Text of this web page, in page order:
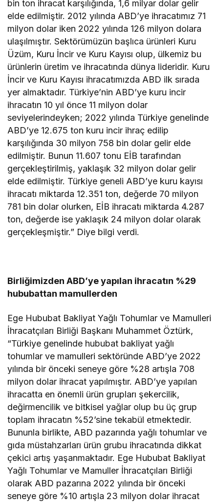
bin ton ihracat karşılığında, 1,6 milyar dolar gelir
elde edilmiştir. 2012 yılında ABD’ye ihracatımız 71
milyon dolar iken 2022 yılında 126 milyon dolara
ulaşılmıştır. Sektörümüzün başlıca ürünleri Kuru
Üzüm, Kuru İncir ve Kuru Kayısı olup, ülkemiz bu
ürünlerin üretim ve ihracatında dünya lideridir. Kuru
İncir ve Kuru Kayısı ihracatımızda ABD ilk sırada
yer almaktadır. Türkiye’nin ABD’ye kuru incir
ihracatın 10 yıl önce 11 milyon dolar
seviyelerindeyken; 2022 yılında Türkiye genelinde
ABD’ye 12.675 ton kuru incir ihraç edilip
karşılığında 30 milyon 758 bin dolar gelir elde
edilmiştir. Bunun 11.607 tonu EİB tarafından
gerçekleştirilmiş, yaklaşık 32 milyon dolar gelir
elde edilmiştir. Türkiye geneli ABD’ye kuru kayısı
ihracatı miktarda 12.351 ton, değerde 70 milyon
781 bin dolar olurken, EİB ihracatı miktarda 4.287
ton, değerde ise yaklaşık 24 milyon dolar olarak
gerçekleşmiştir.” Diye bilgi verdi.
Birliğimizden ABD’ye yapılan ihracatın %29
hububattan mamullerden
Ege Hububat Bakliyat Yağlı Tohumlar ve Mamulleri
İhracatçıları Birliği Başkanı Muhammet Öztürk,
“Türkiye genelinde hububat bakliyat yağlı
tohumlar ve mamulleri sektöründe ABD’ye 2022
yılında bir önceki seneye göre %28 artışla 708
milyon dolar ihracat yapılmıştır. ABD’ye yapılan
ihracatta en önemli ürün grupları şekercilik,
değirmencilik ve bitkisel yağlar olup bu üç grup
toplam ihracatın %52’sine tekabül etmektedir.
Bununla birlikte, ABD pazarında yağlı tohumlar ve
gıda müstahzarları ürün grubu ihracatında dikkat
çekici artış yaşanmaktadır. Ege Hububat Bakliyat
Yağlı Tohumlar ve Mamuller İhracatçıları Birliği
olarak ABD pazarına 2022 yılında bir önceki
seneye göre %10 artışla 23 milyon dolar ihracat